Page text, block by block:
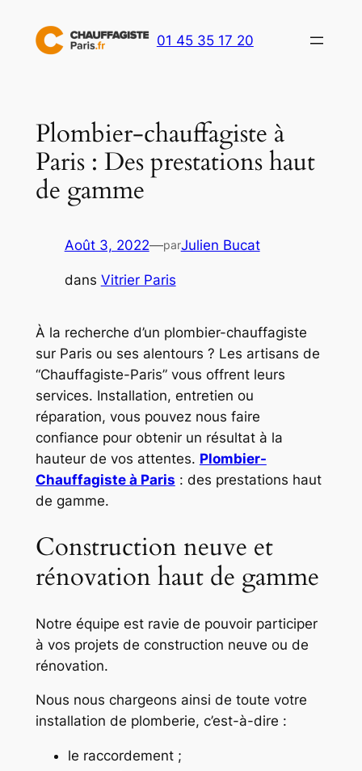
contenu
01 45 35 17 20
Plombier-chauffagiste à
Paris : Des prestations haut
de gamme
Août 3, 2022—parJulien Bucat
dans Vitrier Paris
À la recherche d’un plombier-chauffagiste
sur Paris ou ses alentours ? Les artisans de
“Chauffagiste-Paris” vous offrent leurs
services. Installation, entretien ou
réparation, vous pouvez nous faire
confiance pour obtenir un résultat à la
hauteur de vos attentes. Plombier-
Chauffagiste à Paris : des prestations haut
de gamme.
Construction neuve et
rénovation haut de gamme
Notre équipe est ravie de pouvoir participer
à vos projets de construction neuve ou de
rénovation.
Nous nous chargeons ainsi de toute votre
installation de plomberie, c’est-à-dire :
le raccordement ;